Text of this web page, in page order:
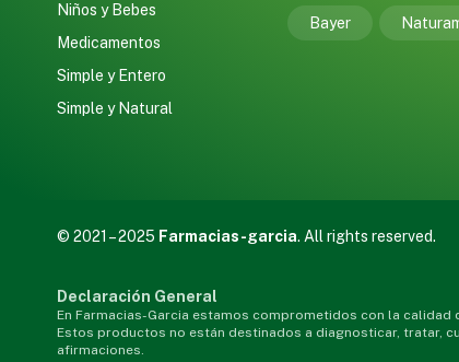
Niños y Bebes
Medicamentos
Simple y Entero
Simple y Natural
Bayer
© 2021 – 2025 Farmacias-garcia. All rights reserved.
Declaración General
En Farmacias-Garcia estamos comprometidos con la
Estos productos no están destinados a diagnosticar, tratar,
afirmaciones.